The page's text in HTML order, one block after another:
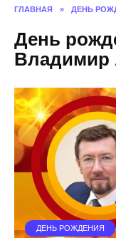
ГЛАВНАЯ » ДЕНЬ
День
Владимир
ДЕНЬ РОЖДЕНИЯ